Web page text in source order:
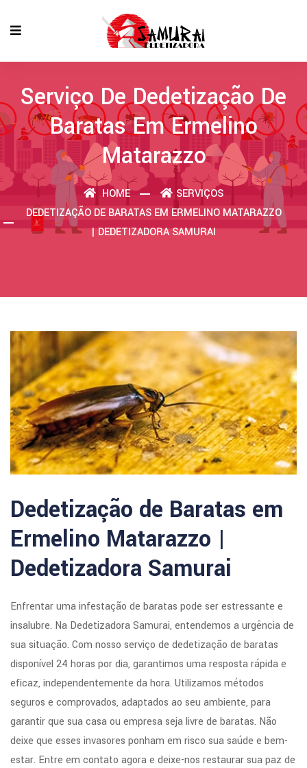
Serviço De Dedetização De
Baratas Em Ermelino
Matarazzo
HOME
SERVIÇOS
DEDETIZAÇÃO DE BARATAS EM ERMELINO MATARAZZO
| DEDETIZADORA SAMURAI
Dedetização de Baratas em
Ermelino Matarazzo |
Dedetizadora Samurai
Enfrentar uma infestação de baratas pode ser estressante e
insalubre. Na Dedetizadora Samurai, entendemos a urgência de
sua situação. Com nosso serviço de dedetização de baratas
disponível 24 horas por dia, garantimos uma resposta rápida e
eficaz, independentemente da hora. Utilizamos métodos
seguros e comprovados, adaptados ao seu ambiente, para
garantir que sua casa ou empresa seja livre de baratas. Não
deixe que esses invasores ponham em risco sua saúde e bem-
estar. Entre em contato agora e deixe-nos restaurar sua paz de